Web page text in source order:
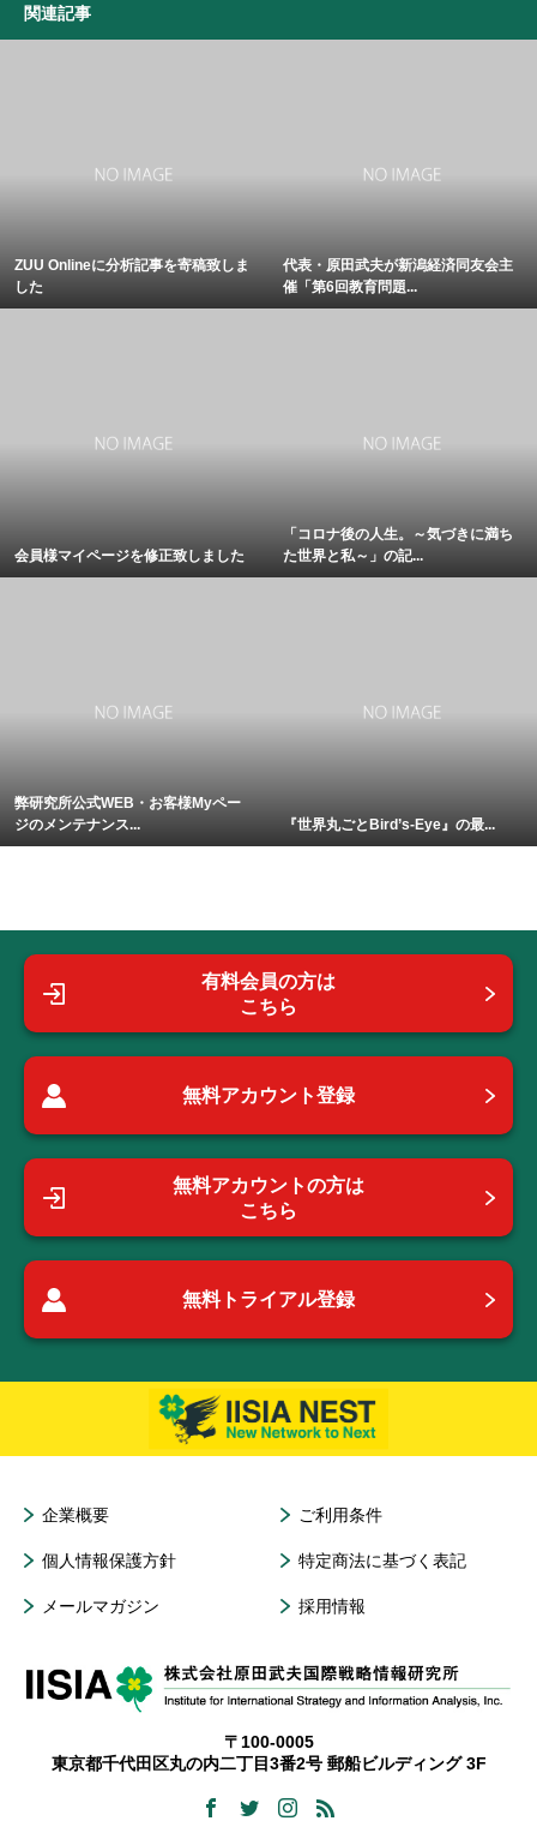
関連記事
ZUU Onlineに分析記事を寄稿致しま
した
代表・原田武夫が新潟経済同友会主
催「第6回教育問題...
会員様マイページを修正致しました
「コロナ後の人生。～気づきに満ち
た世界と私～」の記...
弊研究所公式WEB・お客様Myペー
ジのメンテナンス...
『世界丸ごとBird’s-Eye』の最...
有料会員の方は
こちら
無料アカウント登録
無料アカウントの方は
こちら
無料トライアル登録
企業概要 ご利用条件
個人情報保護方針 特定商法に基づく表記
メールマガジン 採用情報
〒100-0005
東京都千代田区丸の内二丁目3番2号 郵船ビルディング 3F